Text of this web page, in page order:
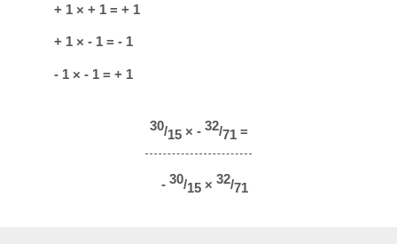
+ 1 × + 1 = + 1
+ 1 × - 1 = - 1
- 1 × - 1 = + 1
30/15× - 32/71 =
- 30/15× 32/71